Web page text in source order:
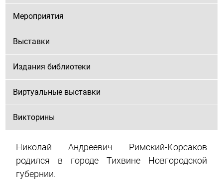
Мероприятия
Выставки
Издания библиотеки
Виртуальные выставки
Викторины
Николай Андреевич Римский-Корсаков
родился в городе Тихвине Новгородской
губернии.